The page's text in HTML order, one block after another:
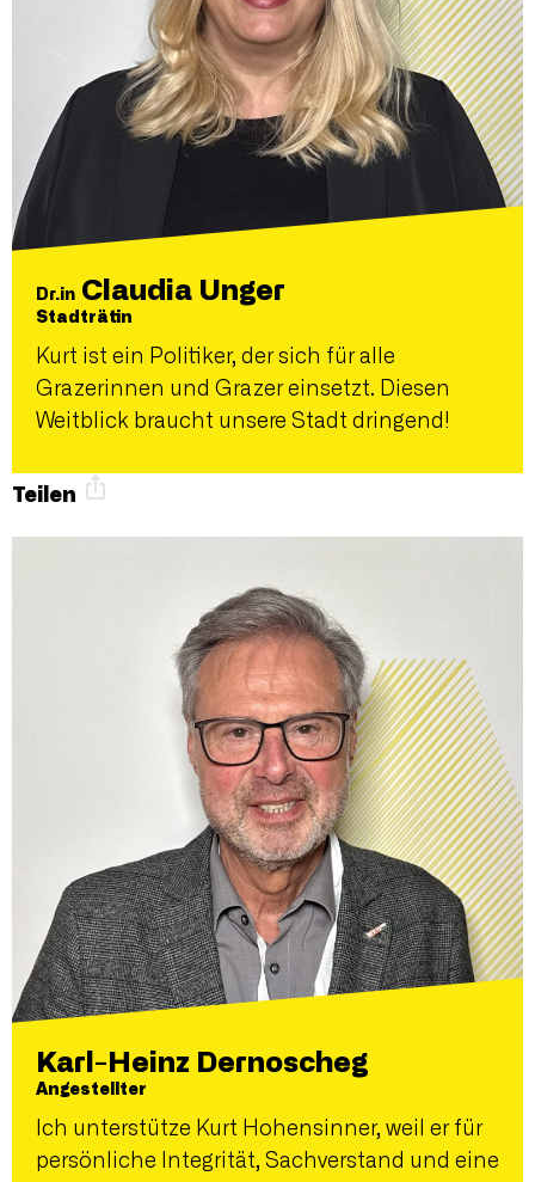
Dr.in Claudia Unger
Stadträtin
Kurt ist ein Politiker, der sich für alle
Grazerinnen und Grazer einsetzt. Diesen
Weitblick braucht unsere Stadt dringend!
Teilen
Karl-Heinz Dernoscheg
Angestellter
Ich unterstütze Kurt Hohensinner, weil er für
persönliche Integrität, Sachverstand und eine